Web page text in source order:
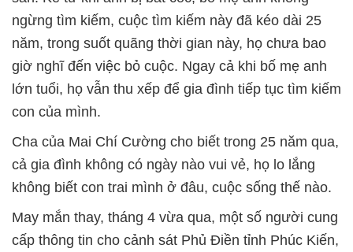
ngừng tìm kiếm, cuộc tìm kiếm này đã kéo dài 25
năm, trong suốt quãng thời gian này, họ chưa bao
giờ nghĩ đến việc bỏ cuộc. Ngay cả khi bố mẹ anh
lớn tuổi, họ vẫn thu xếp để gia đình tiếp tục tìm kiếm
con của mình.
Cha của Mai Chí Cường cho biết trong 25 năm qua,
cả gia đình không có ngày nào vui vẻ, họ lo lắng
không biết con trai mình ở đâu, cuộc sống thế nào.
May mắn thay, tháng 4 vừa qua, một số người cung
cấp thông tin cho cảnh sát Phủ Điền tỉnh Phúc Kiến,